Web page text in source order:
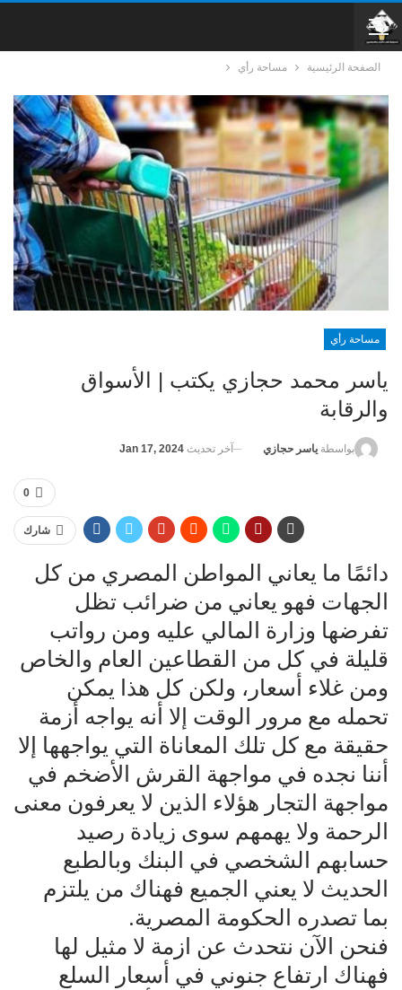
الصفحة الرئيسية مساحة رأي
مساحة رأي
ياسر محمد حجازي يكتب | الأسواق
والرقابة
بواسطة ياسر حجازي آخر تحديث Jan 17, 2024
0
شارك
دائمًا ما يعاني المواطن المصري من كل
الجهات فهو يعاني من ضرائب تظل
تفرضها وزارة المالي عليه ومن رواتب
قليلة في كل من القطاعين العام والخاص
ومن غلاء أسعار، ولكن كل هذا يمكن
تحمله مع مرور الوقت إلا أنه يواجه أزمة
حقيقة مع كل تلك المعاناة التي يواجهها إلا
أننا نجده في مواجهة القرش الأضخم في
مواجهة التجار هؤلاء الذين لا يعرفون معنى
الرحمة ولا يهمهم سوى زيادة رصيد
حسابهم الشخصي في البنك وبالطبع
الحديث لا يعني الجميع فهناك من يلتزم
بما تصدره الحكومة المصرية.
فنحن الآن نتحدث عن ازمة لا مثيل لها
فهناك ارتفاع جنوني في أسعار السلع